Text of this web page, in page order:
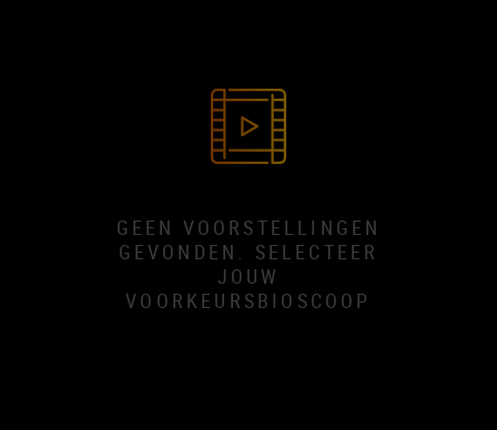
GEEN VOORSTELLINGEN
GEVONDEN. SELECTEER
JOUW
VOORKEURSBIOSCOOP